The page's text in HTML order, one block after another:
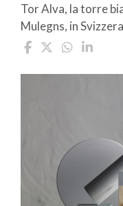
Tor Alva, la torre
Mulegns, in